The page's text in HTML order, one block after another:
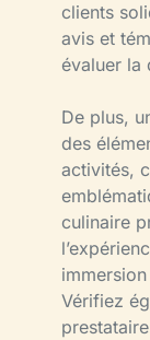
clients
avis et
évaluer la
De plus,
des
activités,
culinaire
Vérifiez